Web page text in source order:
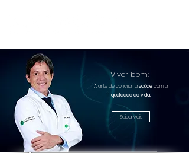
A arte de conciliar asaúdecom a
qualidade de vida.
Saiba Mais
Viver bem: